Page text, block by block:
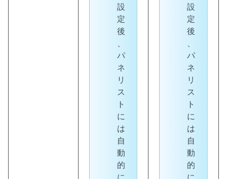
設
定
後
、
パ
ネ
リ
ス
ト
に
は
自
動
的
に
設
定
後
、
パ
ネ
リ
ス
ト
に
は
自
動
的
に